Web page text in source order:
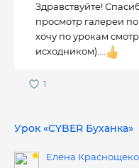
Здравствуйте!
просмотр галереи
хочу по урокам
исходником)....
Урок «CYBER Буханка»
Елена